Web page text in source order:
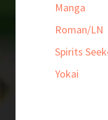
Manga
Roman/LN
Spirits
Yokai